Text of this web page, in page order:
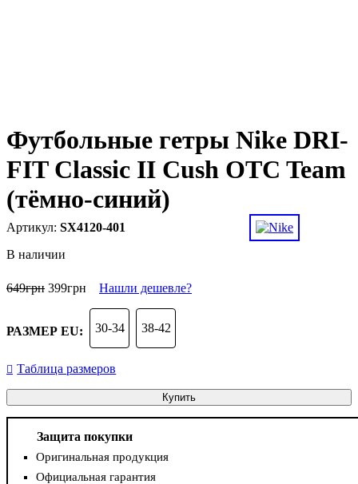
Футбольные гетры Nike DRI-
FIT Classic II Cush OTC Team
(тёмно-синий)
SX4120-401
В наличии
649грн 399грн Нашли дешевле?
РАЗМЕР EU: 30-34 38-42
Таблица размеров
Купить
Защита покупки
Оригинальная продукция
Официальная гарантия